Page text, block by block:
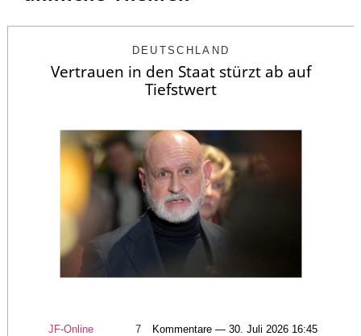
DEUTSCHLAND
Vertrauen in den Staat stürzt ab auf
Tiefstwert
JF-Online 7 Kommentare — 30. Juli 2026 16:45